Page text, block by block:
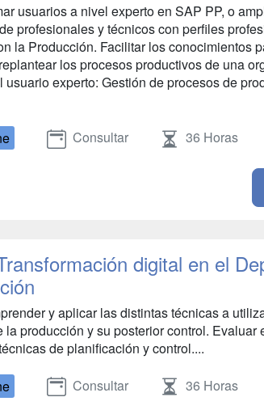
usuarios a nivel experto en SAP PP, o
profesionales y técnicos con perfiles
la Producción. Facilitar los conocimientos
los procesos productivos de una
usuario experto: Gestión de procesos de
Consultar 36 Horas
digital en el
y aplicar las distintas técnicas a
la producción y su posterior control. Evaluar
de planificación y control....
Consultar 36 Horas